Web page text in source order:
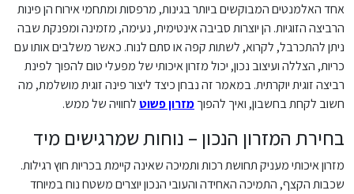
אחד האלמנטים המבוקשים ביותר בגינות, מרפסות ומתחמי אירוח הן פינות
הרביצה הזוגיות. הן יוצרות סביבה אינטימית, נעימה, מזמינה ומפנקת שבה
ניתן להתכרבל, לקרוא, לשתות קפה או סתם לנוח. כאשר משלבים אותו עם
כריות, הצללה ועיצוב נכון, יכול מזרון איכותי של מפעלי טום להפוך לפינת
רביצה זוגית יוקרתית. במאמר זה נבחן כיצד ליצור פינה זוגית מושלמת, מה
חשוב לקחת בחשבון, ואיך להפוךמזרון פשוט לחוויה של ממש.
בחירת המזרון הנכון – נוחות שמרגישים מיד
מזרון איכותי מעניק תחושת רכות ותמיכה שאינה קיימת בכריות חוץ רגילות.
שכבות הקצף, התמיכה האחידה והעובי הנכון יוצרים משטח נוח במיוחד